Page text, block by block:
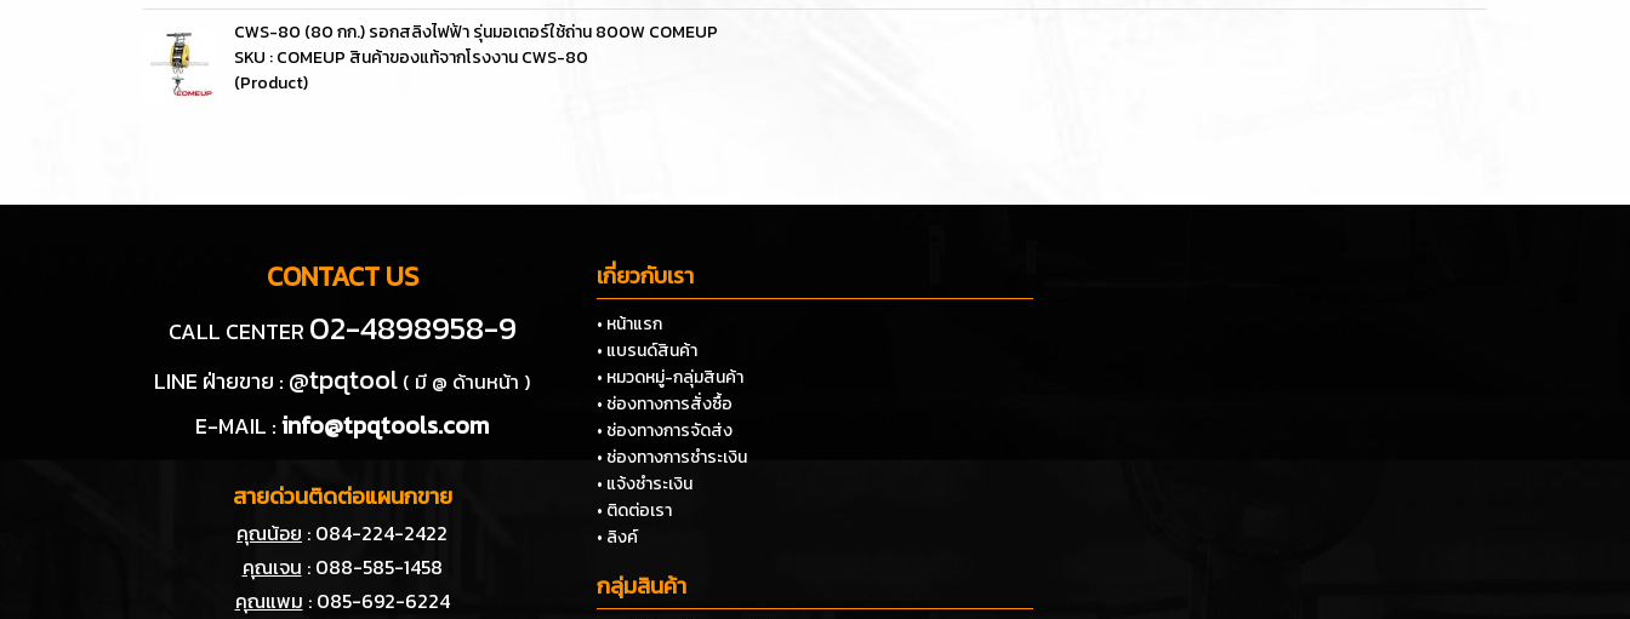
CWS-80 (80 กก.) รอกสลิงไฟฟ้า รุ่นมอเตอร์ใช้ถ่าน 800W COMEUP
SKU : COMEUP สินค้าของแท้จากโรงงาน CWS-80
(Product)
CONTACT US
CALL CENTER 02-4898958-9
LINE ฝ่ายขาย : @tpqtool ( มี @ ด้านหน้า )
E-MAIL :info@tpqtools.com
สายด่วนติดต่อแผนกขาย
คุณน้อย : 084-224-2422
คุณเจน : 088-585-1458
คุณแพม : 085-692-6224
เกี่ยวกับเรา
• หน้าแรก
• แบรนด์สินค้า
• หมวดหมู่-กลุ่มสินค้า
• ช่องทางการสั่งซื้อ
• ช่องทางการจัดส่ง
• ช่องทางการชำระเงิน
• แจ้งชำระเงิน
• ติดต่อเรา
• ลิงค์
กลุ่มสินค้า